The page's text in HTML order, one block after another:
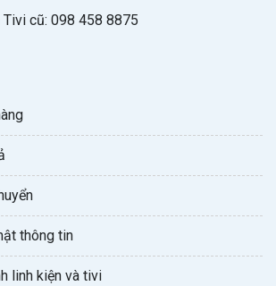
cũ: 098 458 8875
thông tin
linh kiện và tivi